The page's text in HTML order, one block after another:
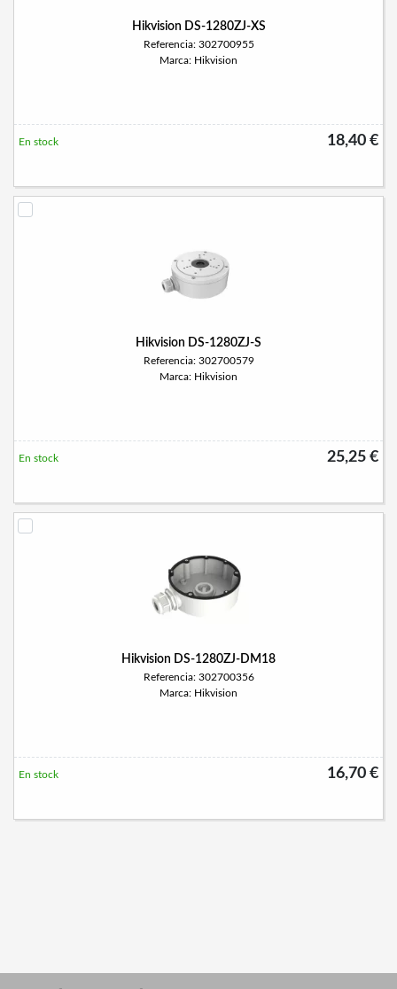
Hikvision DS-1280ZJ-XS
Referencia: 302700955
Marca: Hikvision
18,40 €
En stock
Hikvision DS-1280ZJ-S
Referencia: 302700579
Marca: Hikvision
25,25 €
En stock
Hikvision DS-1280ZJ-DM18
Referencia: 302700356
Marca: Hikvision
16,70 €
En stock